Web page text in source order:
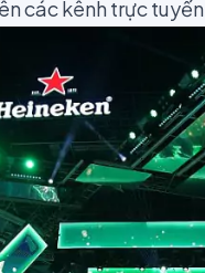
các kênh trực tuyến.